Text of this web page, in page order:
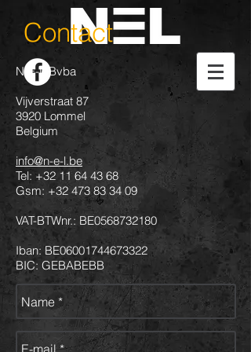
Contact
N-E-L Bvba
Vijverstraat 87
3920 Lommel
Belgium
info@n-e-l.be
Tel: +32 11 64 43 68
Gsm: +32 473 83 34 09
VAT-BTWnr.: BE0568732180
Iban: BE06001744673322
BIC: GEBABEBB